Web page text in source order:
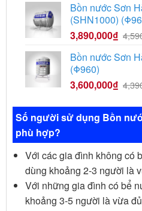
Bồn nước Sơn
(SHN1000)
3,890,000₫
Bồn nước Sơn
(Φ960)
3,600,000₫
Số người sử dụng Bồn
phù hợp?
Với các gia đình không có
dùng khoảng 2-3 người là
Với những gia đình có bể
khoảng 3-5 người là vừa